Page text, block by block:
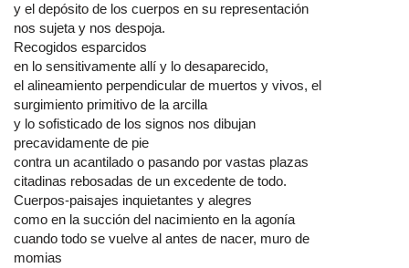
y el depósito de los cuerpos en su representación
nos sujeta y nos despoja.
Recogidos esparcidos
en lo sensitivamente allí y lo desaparecido,
el alineamiento perpendicular de muertos y vivos, el
surgimiento primitivo de la arcilla
y lo sofisticado de los signos nos dibujan
precavidamente de pie
contra un acantilado o pasando por vastas plazas
citadinas rebosadas de un excedente de todo.
Cuerpos-paisajes inquietantes y alegres
como en la succión del nacimiento en la agonía
cuando todo se vuelve al antes de nacer, muro de
momias